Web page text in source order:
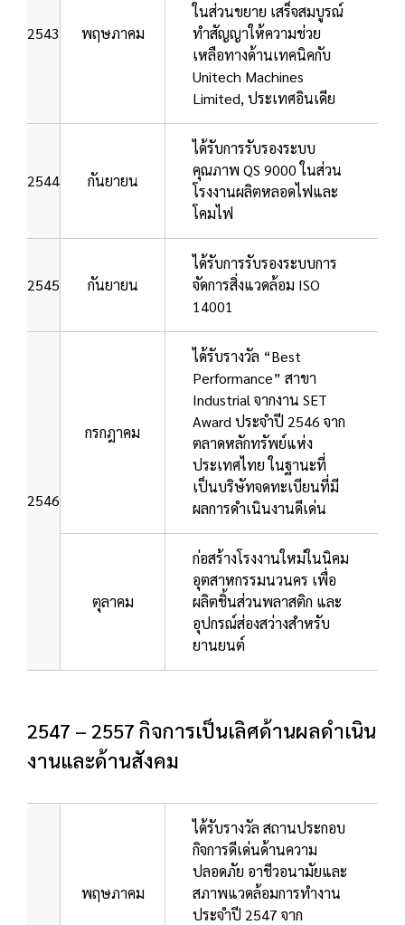
2543 พฤษภาคม
ในส่วนขยาย เสร็จสมบูรณ์
ทำสัญญาให้ความช่วย
เหลือทางด้านเทคนิคกับ
Unitech Machines
Limited, ประเทศอินเดีย
2544 กันยายน
ได้รับการรับรองระบบ
คุณภาพ QS 9000 ในส่วน
โรงงานผลิตหลอดไฟและ
โคมไฟ
2545 กันยายน
ได้รับการรับรองระบบการ
จัดการสิ่งแวดล้อม ISO
14001
2546
กรกฎาคม
ได้รับรางวัล “Best
Performance” สาขา
Industrial จากงาน SET
Award ประจำปี 2546 จาก
ตลาดหลักทรัพย์แห่ง
ประเทศไทย ในฐานะที่
เป็นบริษัทจดทะเบียนที่มี
ผลการดำเนินงานดีเด่น
ตุลาคม
ก่อสร้างโรงงานใหม่ในนิคม
อุตสาหกรรมนวนคร เพื่อ
ผลิตชิ้นส่วนพลาสติก และ
อุปกรณ์ส่องสว่างสำหรับ
ยานยนต์
2547 – 2557 กิจการเป็นเลิศด้านผลดำเนิน
งานและด้านสังคม
พฤษภาคม
ได้รับรางวัล สถานประกอบ
กิจการดีเด่นด้านความ
ปลอดภัย อาชีวอนามัยและ
สภาพแวดล้อมการทำงาน
ประจำปี 2547 จาก